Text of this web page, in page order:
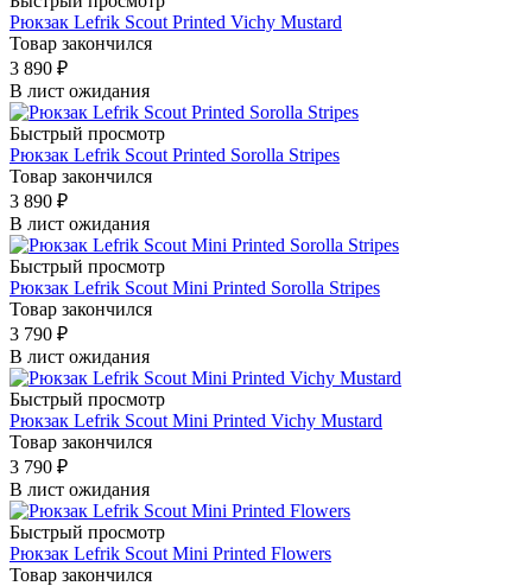
Рюкзак Lefrik Scout Printed Vichy Mustard
Товар закончился
3 890 ₽
В лист ожидания
Быстрый просмотр
Рюкзак Lefrik Scout Printed Sorolla Stripes
Товар закончился
3 890 ₽
В лист ожидания
Быстрый просмотр
Рюкзак Lefrik Scout Mini Printed Sorolla Stripes
Товар закончился
3 790 ₽
В лист ожидания
Быстрый просмотр
Рюкзак Lefrik Scout Mini Printed Vichy Mustard
Товар закончился
3 790 ₽
В лист ожидания
Быстрый просмотр
Рюкзак Lefrik Scout Mini Printed Flowers
Товар закончился